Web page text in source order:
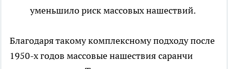
уменьшило риск массовых нашествий.
Благодаря такому комплексному подходу после
1950-х годов массовые нашествия саранчи